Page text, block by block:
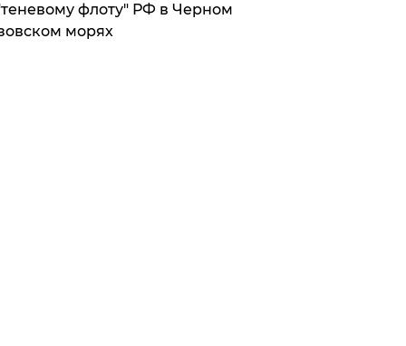
флоту" РФ в Черном
морях